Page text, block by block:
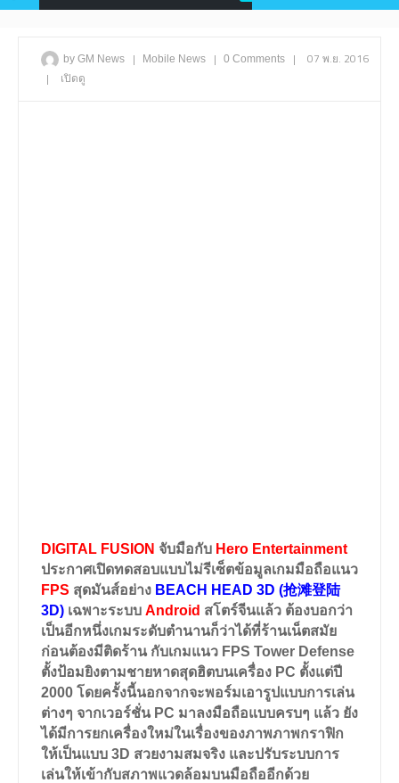
by GM News | Mobile News | 0 Comments |
07 พ.ย. 2016
|
เปิดดู
DIGITAL FUSION จับมือกับ Hero Entertainment
ประกาศเปิดทดสอบแบบไม่รีเซ็ตข้อมูลเกมมือถือแนว
FPS สุดมันส์อย่าง BEACH HEAD 3D (抢滩登陆
3D) เฉพาะระบบ Android สโตร์จีนแล้ว ต้องบอกว่า
เป็นอีกหนึ่งเกมระดับตำนานก็ว่าได้ที่ร้านเน็ตสมัย
ก่อนต้องมีติดร้าน กับเกมแนว FPS Tower Defense
ตั้งป้อมยิงตามชายหาดสุดฮิตบนเครื่อง PC ตั้งแต่ปี
2000 โดยครั้งนี้นอกจากจะพอร์มเอารูปแบบการเล่น
ต่างๆ จากเวอร์ชั่น PC มาลงมือถือแบบครบๆ แล้ว ยัง
ได้มีการยกเครื่องใหม่ในเรื่องของภาพภาพกราฟิก
ให้เป็นแบบ 3D สวยงามสมจริง และปรับระบบการ
เล่นให้เข้ากับสภาพแวดล้อมบนมือถืออีกด้วย